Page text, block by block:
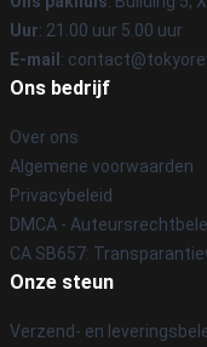
Uur: 21.00 uur 5.00 uur
E-mail :
Ons bedrijf
Over ons
Algemene voorwaarden
Privacybeleid
DMCA -
CA SB657:
Onze steun
Verzend- en